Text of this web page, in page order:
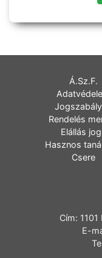
Á.Sz.F.
Rendelés
Elállás
Hasznos
Csere
Cím:
E-